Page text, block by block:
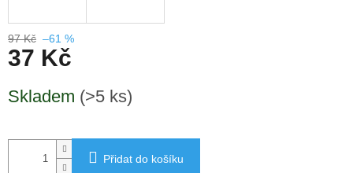
97 Kč –61 %
37 Kč
cena:
Skladem (>5 ks)
Přidat do košíku